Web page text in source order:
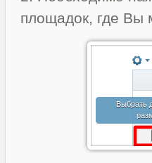
площадок, где Вы